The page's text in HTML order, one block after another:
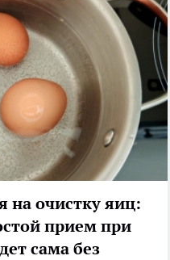
на очистку яиц:
прием при
сама без